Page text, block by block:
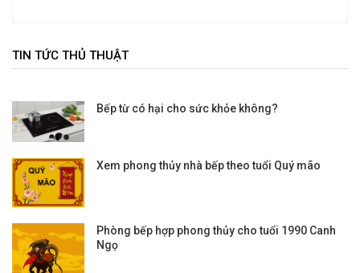
TIN TỨC THỦ THUẬT
Bếp từ có hại cho sức khỏe không?
Xem phong thủy nhà bếp theo tuổi Quý mão
Phòng bếp hợp phong thủy cho tuổi 1990 Canh
Ngọ